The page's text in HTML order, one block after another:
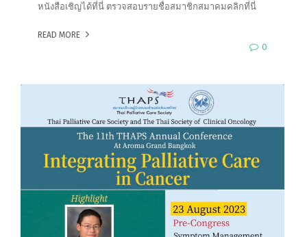
หนังสือเชิญได้ที่นี่ ตรวจสอบรายชื่อสมาชิกสมาคมคลิกที่นี่
READ MORE
0